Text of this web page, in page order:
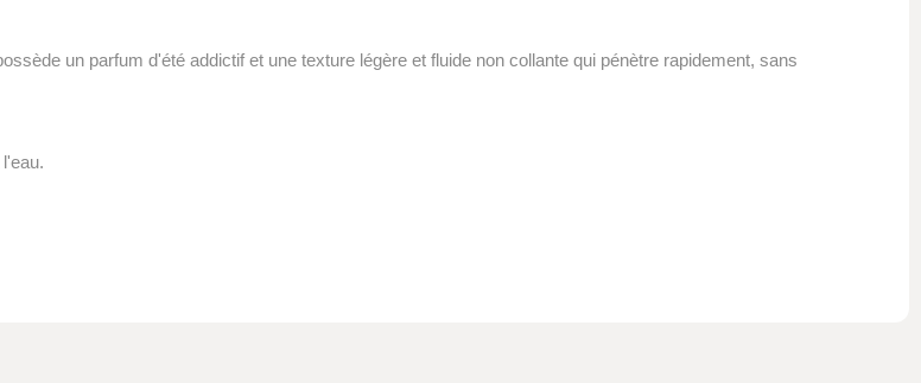
un parfum d'été addictif et une texture légère et fluide non collante qui pénètre rapidement, sans